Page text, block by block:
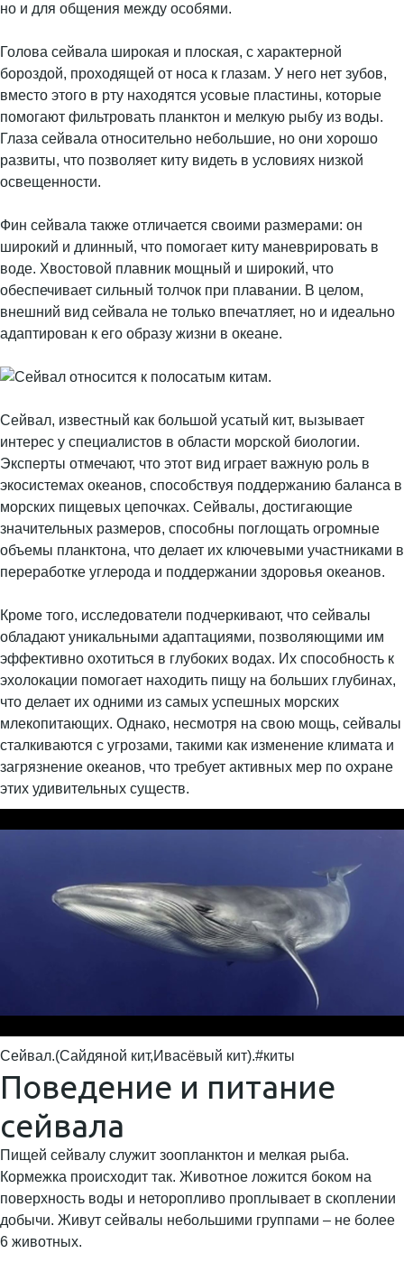
но и для общения между особями.
Голова сейвала широкая и плоская, с характерной
бороздой, проходящей от носа к глазам. У него нет зубов,
вместо этого в рту находятся усовые пластины, которые
помогают фильтровать планктон и мелкую рыбу из воды.
Глаза сейвала относительно небольшие, но они хорошо
развиты, что позволяет киту видеть в условиях низкой
освещенности.
Фин сейвала также отличается своими размерами: он
широкий и длинный, что помогает киту маневрировать в
воде. Хвостовой плавник мощный и широкий, что
обеспечивает сильный толчок при плавании. В целом,
внешний вид сейвала не только впечатляет, но и идеально
адаптирован к его образу жизни в океане.
Сейвал, известный как большой усатый кит, вызывает
интерес у специалистов в области морской биологии.
Эксперты отмечают, что этот вид играет важную роль в
экосистемах океанов, способствуя поддержанию баланса в
морских пищевых цепочках. Сейвалы, достигающие
значительных размеров, способны поглощать огромные
объемы планктона, что делает их ключевыми участниками в
переработке углерода и поддержании здоровья океанов.
Кроме того, исследователи подчеркивают, что сейвалы
обладают уникальными адаптациями, позволяющими им
эффективно охотиться в глубоких водах. Их способность к
эхолокации помогает находить пищу на больших глубинах,
что делает их одними из самых успешных морских
млекопитающих. Однако, несмотря на свою мощь, сейвалы
сталкиваются с угрозами, такими как изменение климата и
загрязнение океанов, что требует активных мер по охране
этих удивительных существ.
Сейвал.(Сайдяной кит,Ивасёвый кит).#киты
Поведение и питание
сейвала
Пищей сейвалу служит зоопланктон и мелкая рыба.
Кормежка происходит так. Животное ложится боком на
поверхность воды и неторопливо проплывает в скоплении
добычи. Живут сейвалы небольшими группами – не более
6 животных.